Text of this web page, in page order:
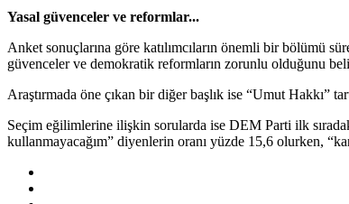
Yasal güvenceler ve reformlar...
Anket sonuçlarına göre katılımcıların önemli bir bölümü
güvenceler ve demokratik reformların zorunlu olduğunu
Araştırmada öne çıkan bir diğer başlık ise “Umut Hakkı”
Seçim eğilimlerine ilişkin sorularda ise DEM Parti ilk
kullanmayacağım” diyenlerin oranı yüzde 15,6 olurken,